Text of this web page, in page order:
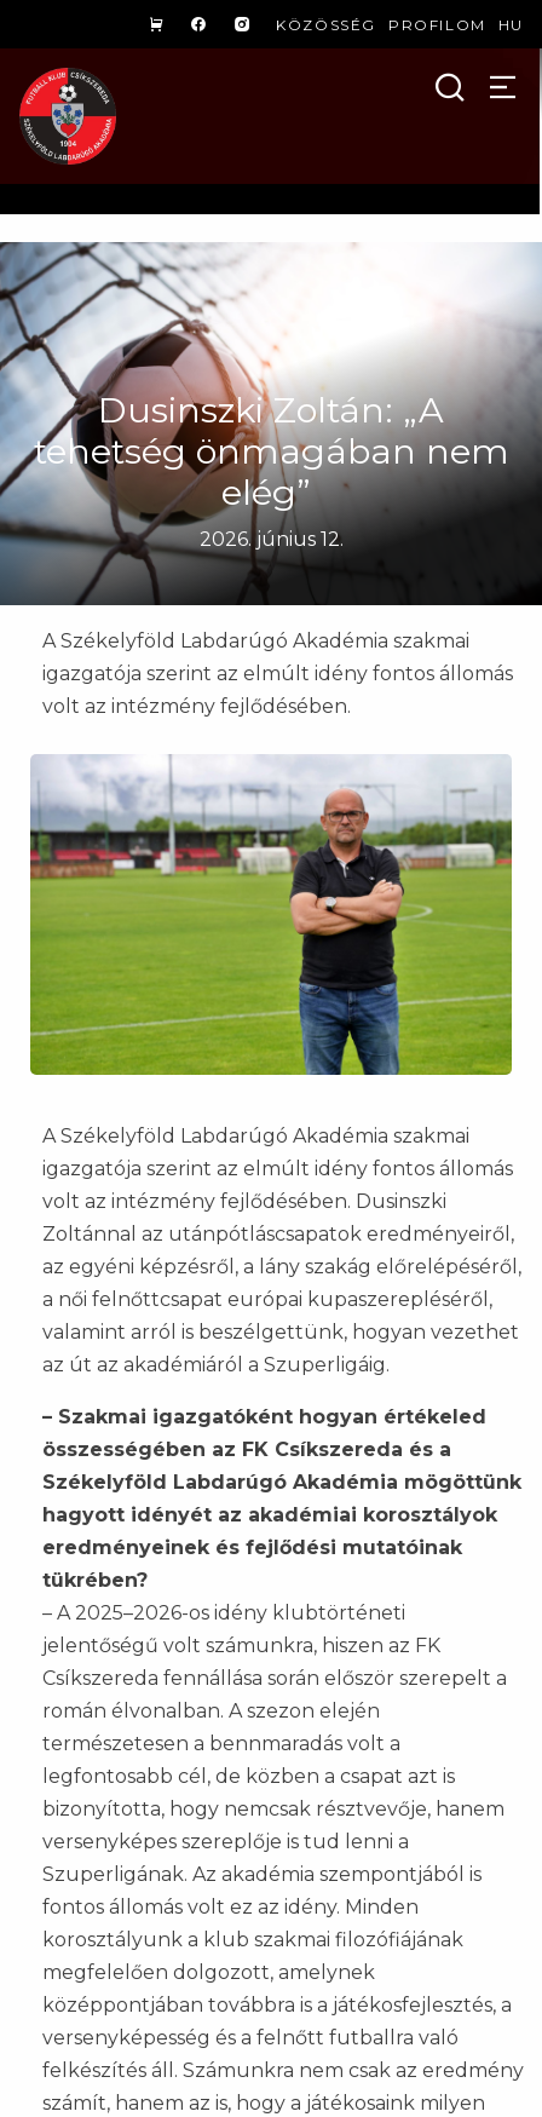
KÖZÖSSÉG PROFILOM HU
Dusinszki Zoltán: „A
tehetség önmagában nem
elég”
2026. június 12.
A Székelyföld Labdarúgó Akadémia szakmai
igazgatója szerint az elmúlt idény fontos állomás
volt az intézmény fejlődésében.
A Székelyföld Labdarúgó Akadémia szakmai
igazgatója szerint az elmúlt idény fontos állomás
volt az intézmény fejlődésében. Dusinszki
Zoltánnal az utánpótláscsapatok eredményeiről,
az egyéni képzésről, a lány szakág előrelépéséről,
a női felnőttcsapat európai kupaszerepléséről,
valamint arról is beszélgettünk, hogyan vezethet
az út az akadémiáról a Szuperligáig.
– Szakmai igazgatóként hogyan értékeled
összességében az FK Csíkszereda és a
Székelyföld Labdarúgó Akadémia mögöttünk
hagyott idényét az akadémiai korosztályok
eredményeinek és fejlődési mutatóinak
tükrében?
– A 2025–2026-os idény klubtörténeti
jelentőségű volt számunkra, hiszen az FK
Csíkszereda fennállása során először szerepelt a
román élvonalban. A szezon elején
természetesen a bennmaradás volt a
legfontosabb cél, de közben a csapat azt is
bizonyította, hogy nemcsak résztvevője, hanem
versenyképes szereplője is tud lenni a
Szuperligának. Az akadémia szempontjából is
fontos állomás volt ez az idény. Minden
korosztályunk a klub szakmai filozófiájának
megfelelően dolgozott, amelynek
középpontjában továbbra is a játékosfejlesztés, a
versenyképesség és a felnőtt futballra való
felkészítés áll. Számunkra nem csak az eredmény
számít, hanem az is, hogy a játékosaink milyen